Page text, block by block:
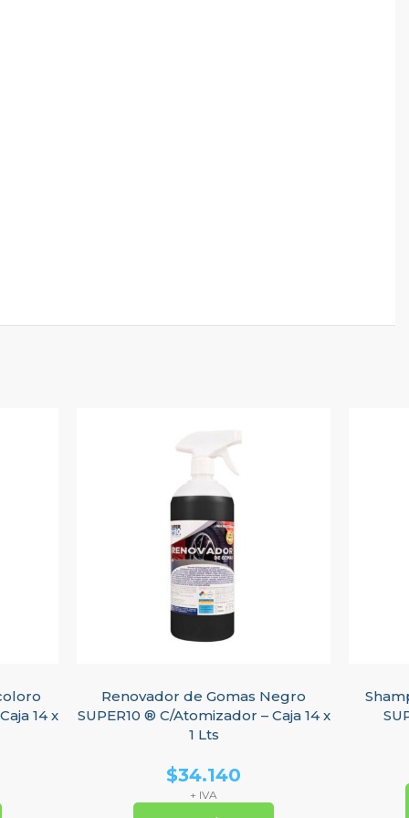
14 x
Renovador de Gomas Negro
SUPER10 ® C/Atomizador – Caja 14 x
1 Lts
$34.140
+ IVA